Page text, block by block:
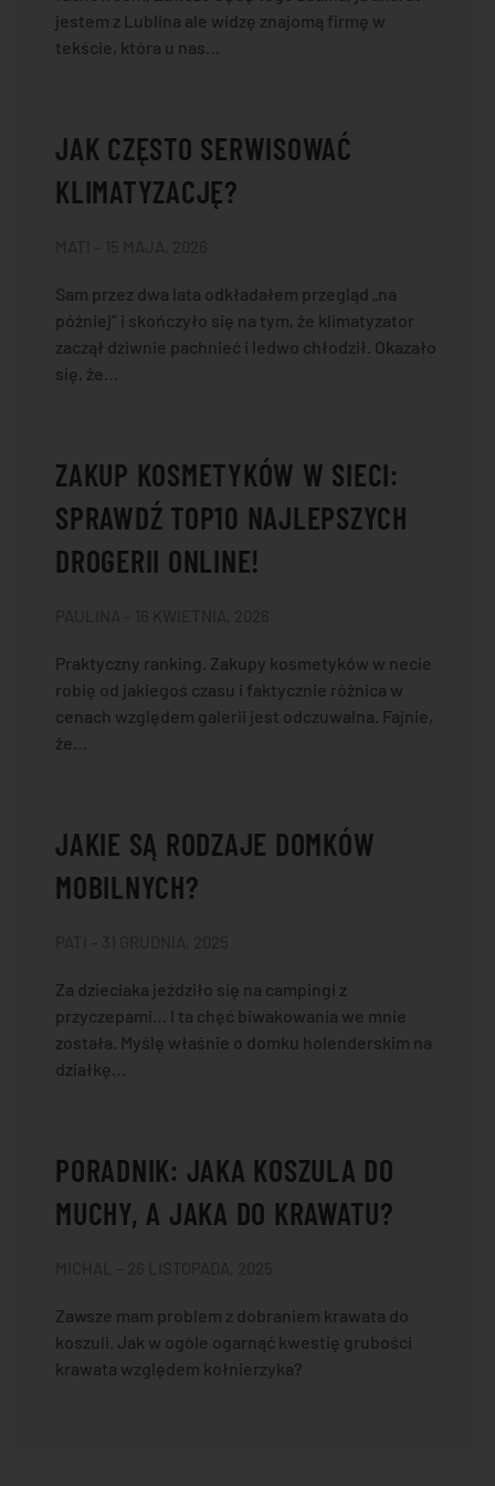
jestem z Lublina ale widzę znajomą firmę w
tekście, która u nas…
JAK CZĘSTO SERWISOWAĆ
KLIMATYZACJĘ?
Sam przez dwa lata odkładałem przegląd „na
później” i skończyło się na tym, że klimatyzator
zaczął dziwnie pachnieć i ledwo chłodził. Okazało
się, że…
ZAKUP KOSMETYKÓW W SIECI:
SPRAWDŹ TOP10 NAJLEPSZYCH
DROGERII ONLINE!
Praktyczny ranking. Zakupy kosmetyków w necie
robię od jakiegoś czasu i faktycznie różnica w
cenach względem galerii jest odczuwalna. Fajnie,
że…
JAKIE SĄ RODZAJE DOMKÓW
MOBILNYCH?
Za dzieciaka jeździło się na campingi z
przyczepami… I ta chęć biwakowania we mnie
została. Myślę właśnie o domku holenderskim na
działkę…
PORADNIK: JAKA KOSZULA DO
MUCHY, A JAKA DO KRAWATU?
Zawsze mam problem z dobraniem krawata do
koszuli. Jak w ogóle ogarnąć kwestię grubości
krawata względem kołnierzyka?